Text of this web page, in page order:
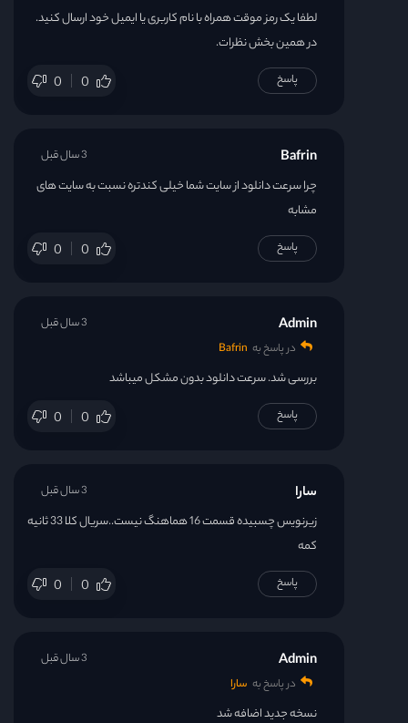
لطفا یک رمز موقت همراه با نام کاربری یا ایمیل خود ارسال کنید.
در همین بخش نظرات.
0 0 پاسخ
Bafrin
چرا سرعت دانلود از سایت شما خیلی کندتره نسبت به سایت های
مشابه
0 0
3 سال قبل
پاسخ
Admin
در پاسخ به Bafrin
بررسی شد. سرعت دانلود بدون مشکل میباشد
0 0
3 سال قبل
پاسخ
سارا
زیرنویس چسبیده قسمت 16 هماهنگ نیست..سریال کلا 33 ثانیه
کمه
0 0
3 سال قبل
پاسخ
Admin
در پاسخ به سارا
نسخه جدید اضافه شد
3 سال قبل